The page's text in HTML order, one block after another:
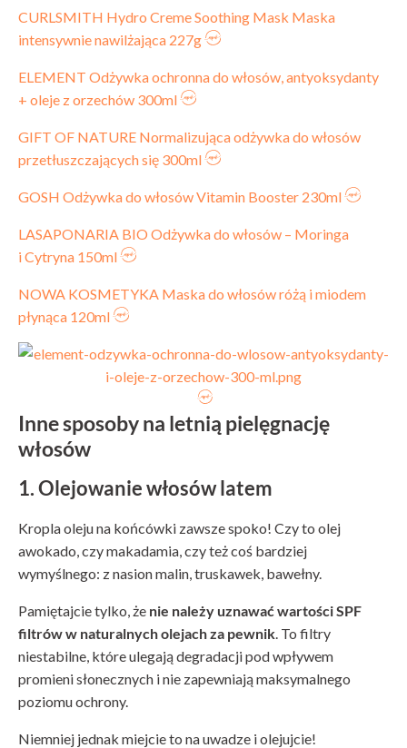
CURLSMITH Hydro Creme Soothing Mask Maska
intensywnie nawilżająca 227g
ELEMENT Odżywka ochronna do włosów, antyoksydanty
+ oleje z orzechów 300ml
GIFT OF NATURE Normalizująca odżywka do włosów
przetłuszczających się 300ml
GOSH Odżywka do włosów Vitamin Booster 230ml
LASAPONARIA BIO Odżywka do włosów – Moringa
i Cytryna 150ml
NOWA KOSMETYKA Maska do włosów różą i miodem
płynąca 120ml
Inne sposoby na letnią pielęgnację
włosów
1. Olejowanie włosów latem
Kropla oleju na końcówki zawsze spoko! Czy to olej
awokado, czy makadamia, czy też coś bardziej
wymyślnego: z nasion malin, truskawek, bawełny.
Pamiętajcie tylko, że nie należy uznawać wartości SPF
filtrów w naturalnych olejach za pewnik . To filtry
niestabilne, które ulegają degradacji pod wpływem
promieni słonecznych i nie zapewniają maksymalnego
poziomu ochrony.
Niemniej jednak miejcie to na uwadze i olejujcie!